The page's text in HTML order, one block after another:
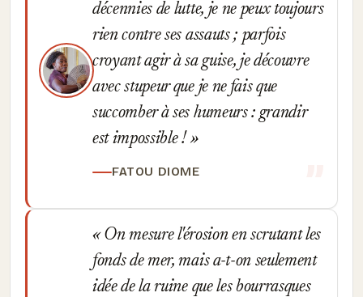
décennies de lutte, je ne peux toujours
rien contre ses assauts ; parfois
croyant agir à sa guise, je découvre
avec stupeur que je ne fais que
succomber à ses humeurs : grandir
est impossible !
FATOU DIOME
On mesure l'érosion en scrutant les
fonds de mer, mais a-t-on seulement
idée de la ruine que les bourrasques